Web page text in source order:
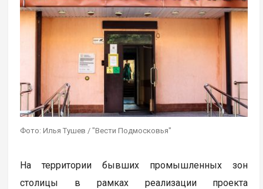
Фото: Илья Тушев / "Вести Подмосковья"
На территории бывших промышленных зон
столицы в рамках реализации проекта